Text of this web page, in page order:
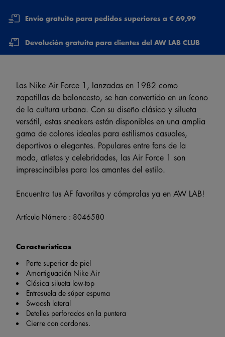
Envío gratuito para pedidos superiores a € 69,99
Devolución gratuita para clientes del AW LAB CLUB
Las Nike Air Force 1, lanzadas en 1982 como
zapatillas de baloncesto, se han convertido en un ícono
de la cultura urbana. Con su diseño clásico y silueta
versátil, estas sneakers están disponibles en una amplia
gama de colores ideales para estilismos casuales,
deportivos o elegantes. Populares entre fans de la
moda, atletas y celebridades, las Air Force 1 son
imprescindibles para los amantes del estilo.
Encuentra tus AF favoritas y cómpralas ya en AW LAB!
Artículo Número : 8046580
Características
Parte superior de piel
Amortiguación Nike Air
Clásica silueta low-top
Entresuela de súper espuma
Swoosh lateral
Detalles perforados en la puntera
Cierre con cordones.